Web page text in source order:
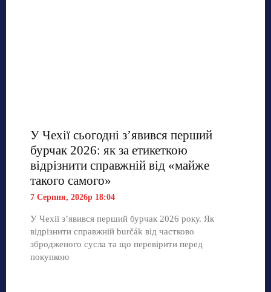
У Чехії сьогодні з’явився перший
бурчак 2026: як за етикеткою
відрізнити справжній від «майже
такого самого»
7 Серпня, 2026р 18:04
У Чехії з’явився перший бурчак 2026 року. Як
відрізнити справжній burčák від частково
збродженого сусла та що перевірити перед
покупкою